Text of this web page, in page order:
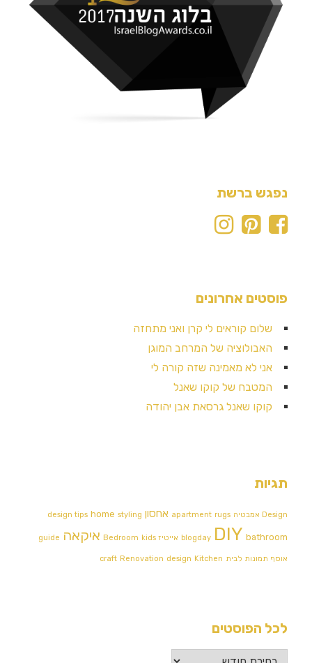
נפגש ברשת
פוסטים אחרונים
שלום קוראים לי קרן ואני מתחזה
האבולוציה של המרחב המוגן
אני לא מאמינה שזה קורה לי
המטבח של קוקו שאנל
קוקו שאנל גרסאת אבן יהודה
תגיות
Design אמבטיה apartment rugs אחסון design tips home styling
blogday DIY bathroom אייטיז Bedroom kids איקאה guide
אוסף תמונות לבית craft Renovation design Kitchen
לכל הפוסטים
לכל